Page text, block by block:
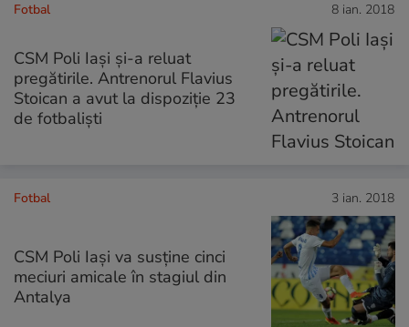
Fotbal 8 ian. 2018
CSM Poli Iași și-a reluat
pregătirile. Antrenorul Flavius
Stoican a avut la dispoziție 23
de fotbaliști
Fotbal 3 ian. 2018
CSM Poli Iaşi va susţine cinci
meciuri amicale în stagiul din
Antalya